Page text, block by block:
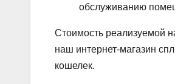
обслуживанию
Стоимость реализуемой
наш интернет-магазин
кошелек.